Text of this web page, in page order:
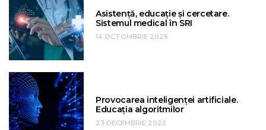
Asistență, educație și cercetare.
Sistemul medical în SRI
14 OCTOMBRIE 2025
Provocarea inteligenței artificiale.
Educația algoritmilor
23 DECEMBRIE 2025